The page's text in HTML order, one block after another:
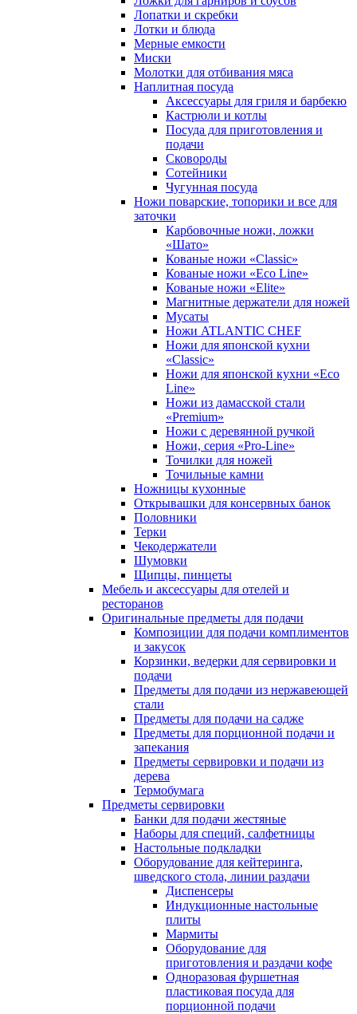
Лопатки и скребки
Лотки и блюда
Мерные емкости
Миски
Молотки для отбивания мяса
Наплитная посуда
Аксессуары для гриля и барбекю
Кастрюли и котлы
Посуда для приготовления и
подачи
Сковороды
Сотейники
Чугунная посуда
Ножи поварские, топорики и все для
заточки
Карбовочные ножи, ложки
«Шато»
Кованые ножи «Classic»
Кованые ножи «Eco Line»
Кованые ножи «Elite»
Магнитные держатели для ножей
Мусаты
Ножи ATLANTIC CHEF
Ножи для японской кухни
«Classic»
Ножи для японской кухни «Eco
Line»
Ножи из дамасской стали
«Premium»
Ножи с деревянной ручкой
Ножи, серия «Pro-Line»
Точилки для ножей
Точильные камни
Ножницы кухонные
Открывашки для консервных банок
Половники
Терки
Чекодержатели
Шумовки
Щипцы, пинцеты
Мебель и аксессуары для отелей и
ресторанов
Оригинальные предметы для подачи
Композиции для подачи комплиментов
и закусок
Корзинки, ведерки для сервировки и
подачи
Предметы для подачи из нержавеющей
стали
Предметы для подачи на садже
Предметы для порционной подачи и
запекания
Предметы сервировки и подачи из
дерева
Термобумага
Предметы сервировки
Банки для подачи жестяные
Наборы для специй, салфетницы
Настольные подкладки
Оборудование для кейтеринга,
шведского стола, линии раздачи
Диспенсеры
Индукционные настольные
плиты
Мармиты
Оборудование для
приготовления и раздачи кофе
Одноразовая фуршетная
пластиковая посуда для
порционной подачи